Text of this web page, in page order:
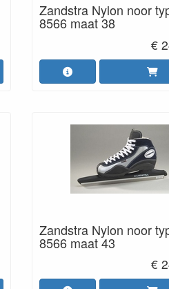
Zandstra Nylon noor
8566 maat 38
€
Zandstra Nylon noor
8566 maat 43
€